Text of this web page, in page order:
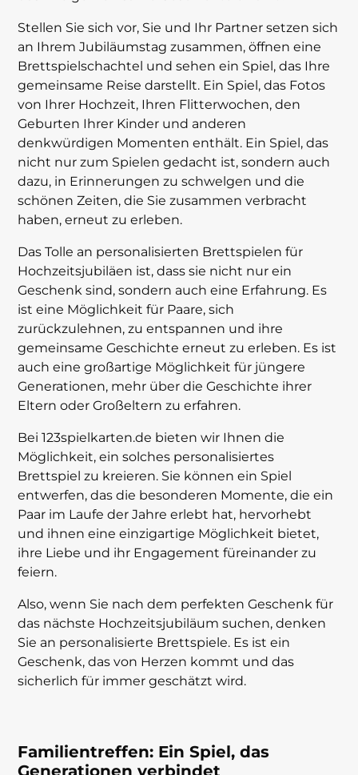
Stellen Sie sich vor, Sie und Ihr Partner setzen sich
an Ihrem Jubiläumstag zusammen, öffnen eine
Brettspielschachtel und sehen ein Spiel, das Ihre
gemeinsame Reise darstellt. Ein Spiel, das Fotos
von Ihrer Hochzeit, Ihren Flitterwochen, den
Geburten Ihrer Kinder und anderen
denkwürdigen Momenten enthält. Ein Spiel, das
nicht nur zum Spielen gedacht ist, sondern auch
dazu, in Erinnerungen zu schwelgen und die
schönen Zeiten, die Sie zusammen verbracht
haben, erneut zu erleben.
Das Tolle an personalisierten Brettspielen für
Hochzeitsjubiläen ist, dass sie nicht nur ein
Geschenk sind, sondern auch eine Erfahrung. Es
ist eine Möglichkeit für Paare, sich
zurückzulehnen, zu entspannen und ihre
gemeinsame Geschichte erneut zu erleben. Es ist
auch eine großartige Möglichkeit für jüngere
Generationen, mehr über die Geschichte ihrer
Eltern oder Großeltern zu erfahren.
Bei 123spielkarten.de bieten wir Ihnen die
Möglichkeit, ein solches personalisiertes
Brettspiel zu kreieren. Sie können ein Spiel
entwerfen, das die besonderen Momente, die ein
Paar im Laufe der Jahre erlebt hat, hervorhebt
und ihnen eine einzigartige Möglichkeit bietet,
ihre Liebe und ihr Engagement füreinander zu
feiern.
Also, wenn Sie nach dem perfekten Geschenk für
das nächste Hochzeitsjubiläum suchen, denken
Sie an personalisierte Brettspiele. Es ist ein
Geschenk, das von Herzen kommt und das
sicherlich für immer geschätzt wird.
Familientreffen: Ein Spiel, das
Generationen verbindet